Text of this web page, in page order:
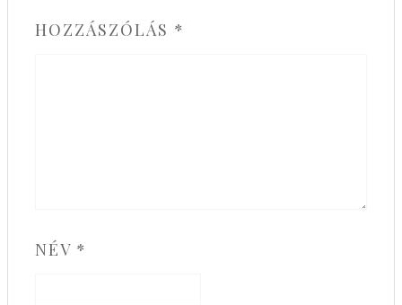
HOZZÁSZÓLÁS *
NÉV *